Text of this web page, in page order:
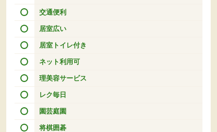
交通便利
居室広い
居室トイレ付き
ネット利用可
理美容サービス
レク毎日
園芸庭園
将棋囲碁